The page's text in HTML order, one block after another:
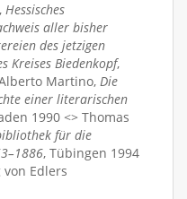
Hessisches
aller bisher
des jetzigen
Kreises Biedenkopf,
Martino, Die
einer literarischen
1990 <> Thomas
für die
, Tübingen 1994
Edlers